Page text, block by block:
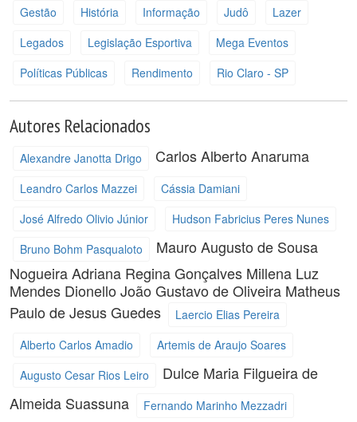
Gestão
História Informação Judô
Lazer
Legados
Legislação Esportiva
Mega Eventos
Políticas Públicas
Rendimento Rio Claro - SP
Autores Relacionados
Alexandre Janotta Drigo Carlos Alberto Anaruma
Leandro Carlos Mazzei
Cássia Damiani
José Alfredo Olivio Júnior
Hudson Fabricius Peres Nunes
Bruno Bohm Pasqualoto
Mauro Augusto de Sousa
NogueiraAdriana Regina Gonçalves Millena Luz
Mendes Dionello João Gustavo de Oliveira Matheus
Paulo de Jesus Guedes
Laercio Elias Pereira
Alberto Carlos Amadio
Artemis de Araujo Soares
Augusto Cesar Rios Leiro
Dulce Maria Filgueira de
Almeida Suassuna
Fernando Marinho Mezzadri